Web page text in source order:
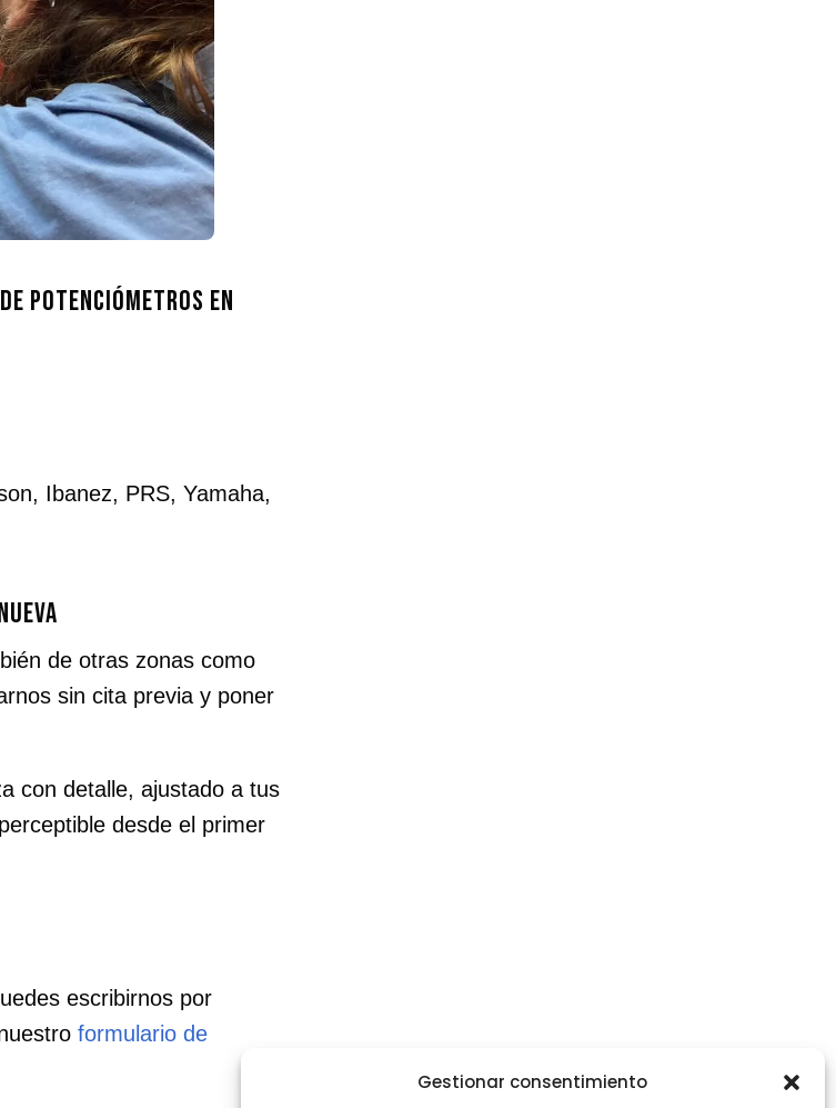
Gestionar consentimiento
potenciómetros en
Ibanez, PRS, Yamaha,
de otras zonas como
sin cita previa y poner
con detalle, ajustado a tus
desde el primer
escribirnos por
formulario de